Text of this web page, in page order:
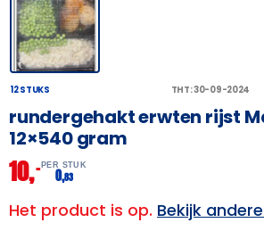
12 STUKS THT: 30-09-2024
rundergehakt erwten rijst
12×540 gram
10,– PER STUK
0,83
Het product is op. Bekijk